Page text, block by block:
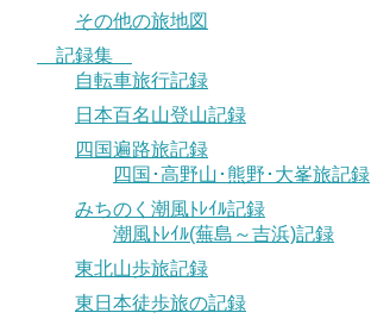
その他の旅地図
記録集
自転車旅行記録
日本百名山登山記録
四国遍路旅記録
四国･高野山･熊野･大峯旅記録
みちのく潮風ﾄﾚｲﾙ記録
潮風ﾄﾚｲﾙ(蕪島～吉浜)記録
東北山歩旅記録
東日本徒歩旅の記録